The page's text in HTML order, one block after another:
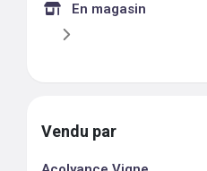
En magasin
Vendu par